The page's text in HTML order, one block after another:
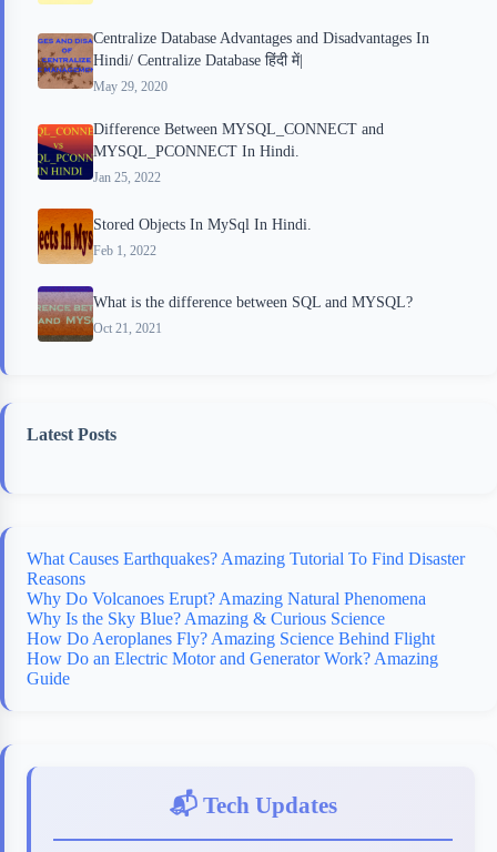
Centralize Database Advantages and Disadvantages In
Hindi/ Centralize Database हिंदी में|
May 29, 2020
Difference Between MYSQL_CONNECT and
MYSQL_PCONNECT In Hindi.
Jan 25, 2022
Stored Objects In MySql In Hindi.
Feb 1, 2022
What is the difference between SQL and MYSQL?
Oct 21, 2021
Latest Posts
What Causes Earthquakes? Amazing Tutorial To Find Disaster
Reasons
Why Do Volcanoes Erupt? Amazing Natural Phenomena
Why Is the Sky Blue? Amazing & Curious Science
How Do Aeroplanes Fly? Amazing Science Behind Flight
How Do an Electric Motor and Generator Work? Amazing
Guide
📬 Tech Updates